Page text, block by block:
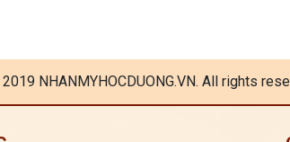
NHANMYHOCDUONG.VN. All rights